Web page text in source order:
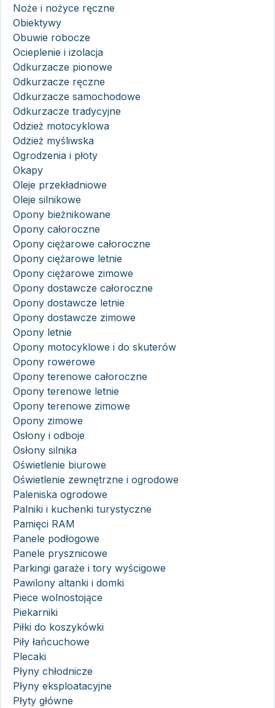
Noże i nożyce ręczne
Obiektywy
Obuwie robocze
Ocieplenie i izolacja
Odkurzacze pionowe
Odkurzacze ręczne
Odkurzacze samochodowe
Odkurzacze tradycyjne
Odzież motocyklowa
Odzież myśliwska
Ogrodzenia i płoty
Okapy
Oleje przekładniowe
Oleje silnikowe
Opony bieżnikowane
Opony całoroczne
Opony ciężarowe całoroczne
Opony ciężarowe letnie
Opony ciężarowe zimowe
Opony dostawcze całoroczne
Opony dostawcze letnie
Opony dostawcze zimowe
Opony letnie
Opony motocyklowe i do skuterów
Opony rowerowe
Opony terenowe całoroczne
Opony terenowe letnie
Opony terenowe zimowe
Opony zimowe
Osłony i odboje
Osłony silnika
Oświetlenie biurowe
Oświetlenie zewnętrzne i ogrodowe
Paleniska ogrodowe
Palniki i kuchenki turystyczne
Pamięci RAM
Panele podłogowe
Panele prysznicowe
Parkingi garaże i tory wyścigowe
Pawilony altanki i domki
Piece wolnostojące
Piekarniki
Piłki do koszykówki
Piły łańcuchowe
Plecaki
Płyny chłodnicze
Płyny eksploatacyjne
Płyty główne